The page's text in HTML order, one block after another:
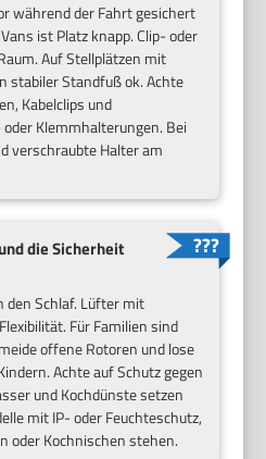
während der Fahrt gesichert
ist Platz knapp. Clip- oder
Auf Stellplätzen mit
stabiler Standfuß ok. Achte
Kabelclips und
Klemmhalterungen. Bei
verschraubte Halter am
die Sicherheit
den Schlaf. Lüfter mit
Für Familien sind
offene Rotoren und lose
Achte auf Schutz gegen
und Kochdünste setzen
mit IP- oder Feuchteschutz,
oder Kochnischen stehen.